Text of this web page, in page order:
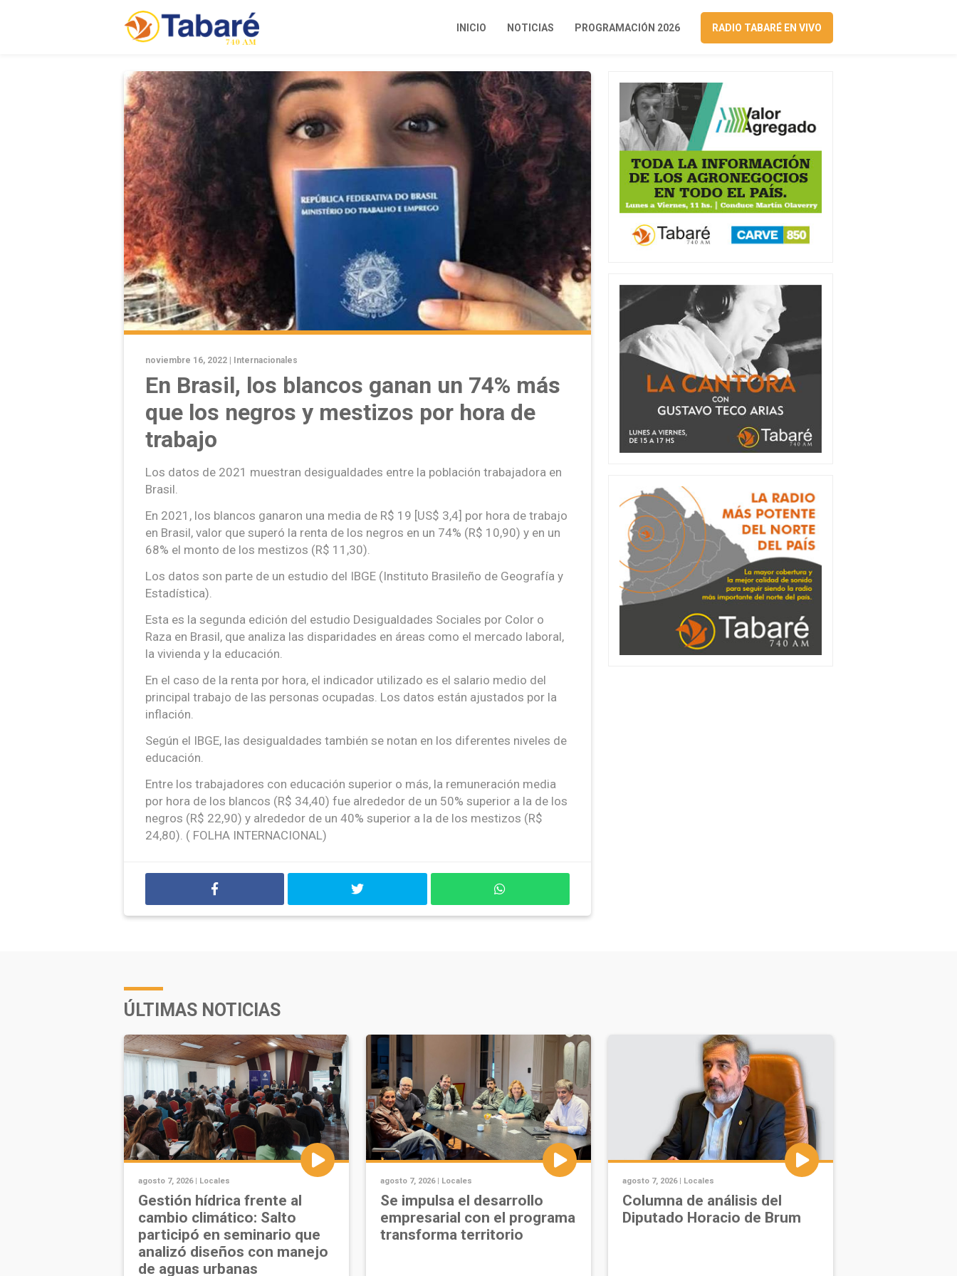
INICIO NOTICIAS PROGRAMACIÓN 2026 RADIO TABARÉ EN VIVO
noviembre 16, 2022 | Internacionales
En Brasil, los blancos ganan un 74% más
que los negros y mestizos por hora de
trabajo
Los datos de 2021 muestran desigualdades entre la población trabajadora en
Brasil.
En 2021, los blancos ganaron una media de R$ 19 [US$ 3,4] por hora de trabajo
en Brasil, valor que superó la renta de los negros en un 74% (R$ 10,90) y en un
68% el monto de los mestizos (R$ 11,30).
Los datos son parte de un estudio del IBGE (Instituto Brasileño de Geografía y
Estadística).
Esta es la segunda edición del estudio Desigualdades Sociales por Color o
Raza en Brasil, que analiza las disparidades en áreas como el mercado laboral,
la vivienda y la educación.
En el caso de la renta por hora, el indicador utilizado es el salario medio del
principal trabajo de las personas ocupadas. Los datos están ajustados por la
inflación.
Según el IBGE, las desigualdades también se notan en los diferentes niveles de
educación.
Entre los trabajadores con educación superior o más, la remuneración media
por hora de los blancos (R$ 34,40) fue alrededor de un 50% superior a la de los
negros (R$ 22,90) y alrededor de un 40% superior a la de los mestizos (R$
24,80). ( FOLHA INTERNACIONAL)
ÚLTIMAS NOTICIAS
agosto 7, 2026 | Locales
Gestión hídrica frente al
cambio climático: Salto
participó en seminario que
analizó diseños con manejo
de aguas urbanas
agosto 7, 2026 | Locales
Se impulsa el desarrollo
empresarial con el programa
transforma territorio
agosto 7, 2026 | Locales
Columna de análisis del
Diputado Horacio de Brum